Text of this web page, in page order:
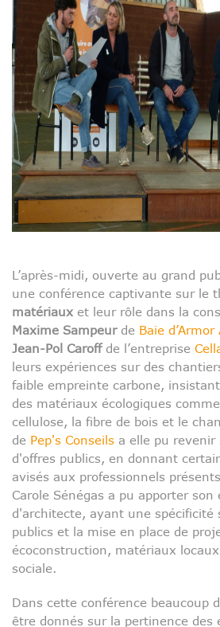
L’après-midi, ouverte au grand
une conférence captivante sur le
matériaux et leur rôle dans la
Maxime Sampeurde Baie
Jean-Pol Caroffde l’entreprise
leurs expériences sur des
faible empreinte carbone,
des matériaux écologiques
cellulose, la fibre de bois et le
de Pep's Conseils a elle pu revenir
d'offres publics, en donnant
avisés aux professionnels
Carole Sénégas a pu apporter son
d'architecte, ayant une spécificité
publics et la mise en place de
écoconstruction, matériaux
sociale.
Dans cette conférence beaucoup
être donnés sur la pertinence des